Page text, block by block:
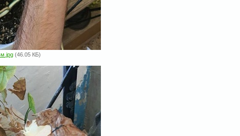
(46.05 КБ)